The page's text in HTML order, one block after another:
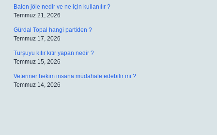
Balon jöle nedir ve ne için kullanılır ?
Temmuz 21, 2026
Gürdal Topal hangi partiden ?
Temmuz 17, 2026
Turşuyu kıtır kıtır yapan nedir ?
Temmuz 15, 2026
Veteriner hekim insana müdahale edebilir mi ?
Temmuz 14, 2026